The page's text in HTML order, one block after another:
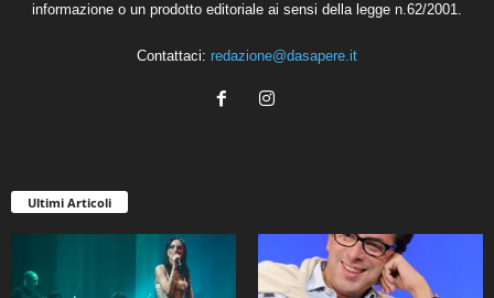
informazione o un prodotto editoriale ai sensi della legge n.62/2001.
Contattaci: redazione@dasapere.it
Ultimi Articoli